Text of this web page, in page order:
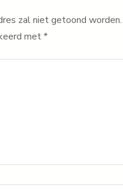
zal niet getoond worden.
met*